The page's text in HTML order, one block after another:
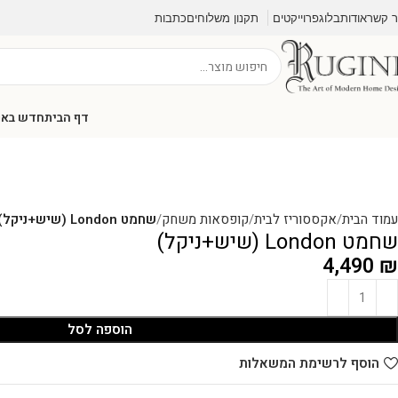
קשראודותבלוגפרוייקטים תקנון משלוחיםכתבות
דף הביתחדש
עמוד הבית אקססוריז לבית קופסאות משחק שחמט London (שיש+ניקל)
שחמט London (שיש+ניקל)
4,490 ₪
הוספה לסל
הוסף לרשימת המשאלות